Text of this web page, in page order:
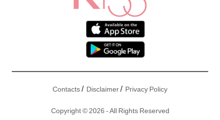
Contacts/ Disclaimer/ Privacy Policy
Copyright © 2026 - All Rights Reserved